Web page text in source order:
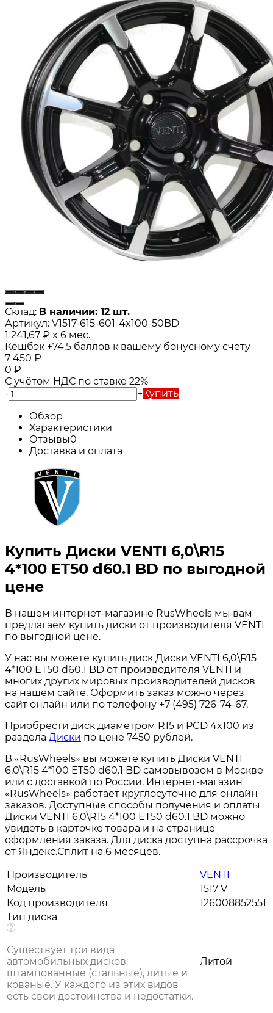
Склад: В наличии: 12 шт.
Артикул: V1517-615-601-4x100-50BD
1 241,67 ₽ x 6 мес.
Кешбэк +74.5 баллов к вашему бонусному счету
7 450 ₽
0 ₽
С учётом НДС по ставке 22%
-
+Купить
Обзор
Характеристики
Отзывы0
Доставка и оплата
Купить Диски VENTI 6,0\R15
4*100 ET50 d60.1 BD по выгодной
цене
В нашем интернет-магазине RusWheels мы вам
предлагаем купить диски от производителя VENTI
по выгодной цене.
У нас вы можете купить диск Диски VENTI 6,0\R15
4*100 ET50 d60.1 BD от производителя VENTI и
многих других мировых производителей дисков
на нашем сайте. Оформить заказ можно через
сайт онлайн или по телефону +7 (495) 726-74-67.
Приобрести диск диаметром R15 и PCD 4x100 из
раздела Диски по цене 7450 рублей.
В «RusWheels» вы можете купить Диски VENTI
6,0\R15 4*100 ET50 d60.1 BD самовывозом в Москве
или с доставкой по России. Интернет-магазин
«RusWheels» работает круглосуточно для онлайн
заказов. Доступные способы получения и оплаты
Диски VENTI 6,0\R15 4*100 ET50 d60.1 BD можно
увидеть в карточке товара и на странице
оформления заказа. Для диска доступна рассрочка
от Яндекс.Сплит на 6 месяцев.
Производитель
VENTI
Модель
1517 V
Код производителя
126008852551
Тип диска
Существует три вида
автомобильных дисков:
штампованные (стальные), литые и
кованые. У каждого из этих видов
есть свои достоинства и недостатки.
Литой